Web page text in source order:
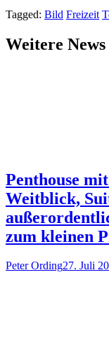
Tagged: Bild Freizeit
Weitere News
Penthouse
Weitblick,
zum kleinen
Peter Ording27. Juli